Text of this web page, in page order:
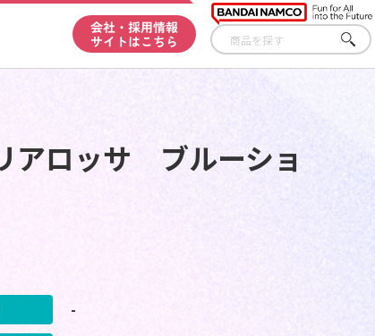
会社・採用情報
サイトはこちら
さが
す
アロッサ ブルーショ
-